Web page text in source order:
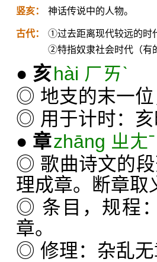
竖亥： 神话传说中的人物。
古代：
①过去距离现代较远的时
②特指奴隶社会时代（有
● 亥hài ㄏㄞˋ
◎ 地支的末一位
◎ 用于计时：亥
● 章zhāng ㄓㄤˉ
◎ 歌曲诗文的段
理成章。断章取
◎ 条目，规程
章。
◎ 修理：杂乱无